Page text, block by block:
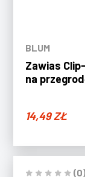
BLUM
Zawias
na
14,49ZŁ